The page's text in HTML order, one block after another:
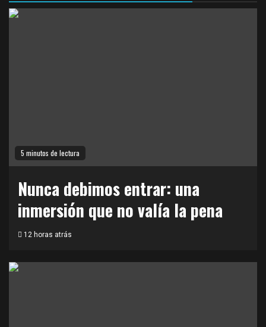
5 minutos de lectura
Nunca debimos entrar: una
inmersión que no valía la pena
12 horas atrás